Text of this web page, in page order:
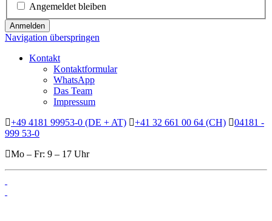
Angemeldet bleiben
Anmelden
Navigation überspringen
Kontakt
Kontaktformular
WhatsApp
Das Team
Impressum
+49 4181 99953-0 (DE + AT)
+41 32 661 00 64 (CH)
04181 -
999 53-0
Mo – Fr: 9 – 17 Uhr